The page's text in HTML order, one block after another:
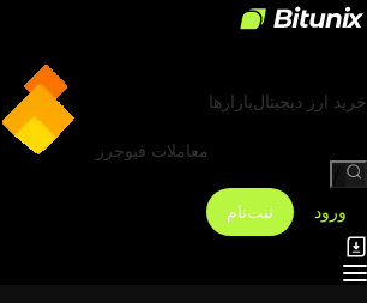
خرید ارز دیجیتالبازارها
معاملات فیوچرز
ورود
ثبت‌نام